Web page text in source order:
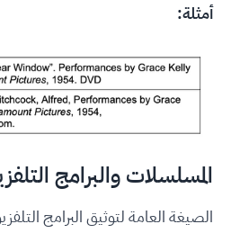
أمثلة:
المسلسلات والبرامج
الصيغة العامة لتوثيق البرامج